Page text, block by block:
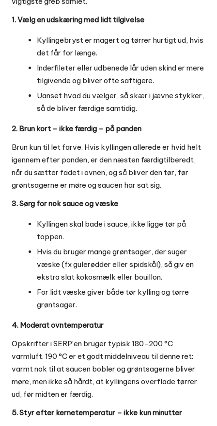
1. Vælg en udskæring med lidt tilgivelse
Kyllingebryst er magert og tørrer hurtigt ud, hvis
det får for længe.
Inderfileter eller udbenede lår uden skind er mere
tilgivende og bliver ofte saftigere.
Uanset hvad du vælger, så skær i jævne stykker,
så de bliver færdige samtidig.
2. Brun kort – ikke færdig – på panden
Brun kun til let farve. Hvis kyllingen allerede er hvid helt
igennem efter panden, er den næsten færdigtilberedt,
når du sætter fadet i ovnen, og så bliver den tør, før
grøntsagerne er møre og saucen har sat sig.
3. Sørg for nok sauce og væske
Kyllingen skal bade i sauce, ikke ligge tør på
toppen.
Hvis du bruger mange grøntsager, der suger
væske (fx gulerødder eller spidskål), så giv en
ekstra slat kokosmælk eller bouillon.
For lidt væske giver både tør kylling og tørre
grøntsager.
4. Moderat ovntemperatur
Opskrifter i SERP’en bruger typisk 180-200 °C
varmluft. 190 °C er et godt middelniveau til denne ret:
varmt nok til at saucen bobler og grøntsagerne bliver
møre, men ikke så hårdt, at kyllingens overflade tørrer
ud, før midten er færdig.
5. Styr efter kernetemperatur – ikke kun minutter